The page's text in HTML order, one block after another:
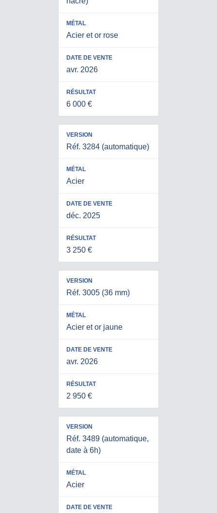
Acier et or rose
avr. 2026
6 000 €
Réf. 3284 (automatique)
Acier
déc. 2025
3 250 €
Réf. 3005 (36 mm)
Acier et or jaune
avr. 2026
2 950 €
Réf. 3489 (automatique,
date à 6h)
Acier